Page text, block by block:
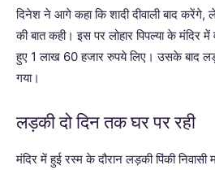
दिनेश ने आगे कहा कि शादी दीवाली बाद
की बात कही। इस पर लोहार पिपल्या के मंदिर
हुए 1 लाख 60 हजार रुपये लिए। उसके बाद
गया।
लड़की दो दिन तक घर पर रही
मंदिर में हुई रस्म के दौरान लड़की पिंकी निवासी